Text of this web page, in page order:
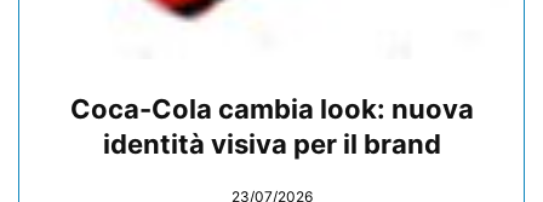
Coca-Cola cambia look: nuova
identità visiva per il brand
23/07/2026